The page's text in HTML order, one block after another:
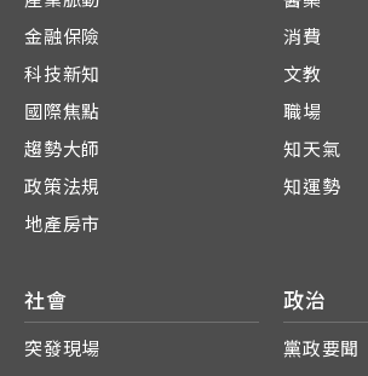
金融保險
科技新知
國際焦點
趨勢大師
政策法規
地產房市
消費
文教
職場
知天氣
知運勢
社會
突發現場
政治
黨政要聞